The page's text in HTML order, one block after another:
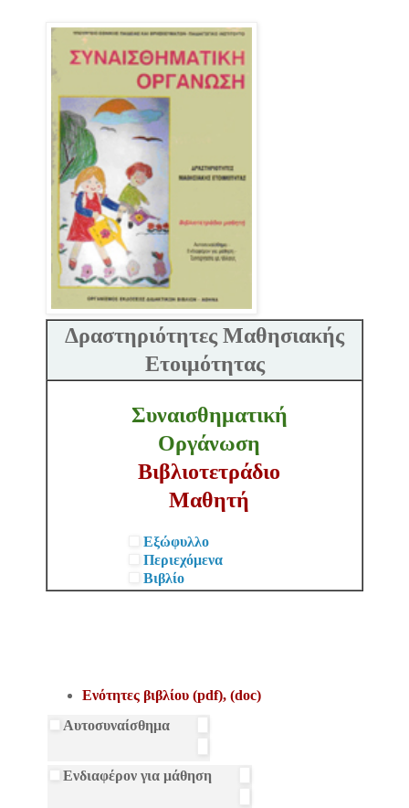
Δραστηριότητες Μαθησιακής
Ετοιμότητας
Συναισθηματική
Οργάνωση
Βιβλιοτετράδιο
Μαθητή
Εξώφυλλο
Περιεχόμενα
Βιβλίο
Ενότητες βιβλίου (pdf), (doc)
Αυτοσυναίσθημα
Ενδιαφέρον για μάθηση